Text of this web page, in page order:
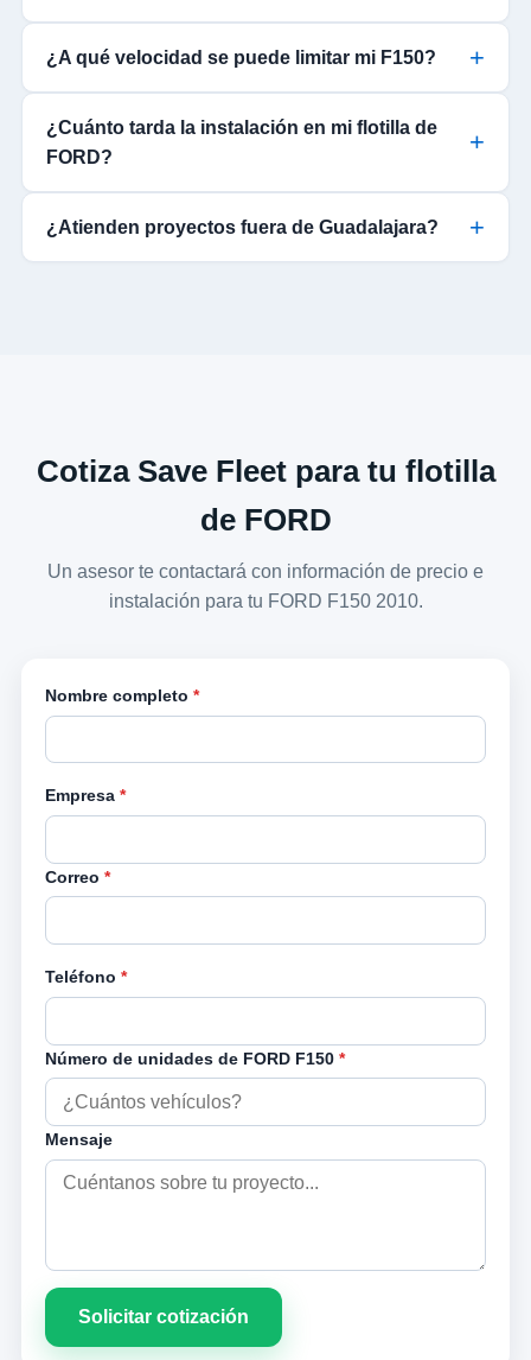
¿A qué velocidad se puede limitar mi F150?
¿Cuánto tarda la instalación en mi flotilla de
FORD?
¿Atienden proyectos fuera de Guadalajara?
Cotiza Save Fleet para tu flotilla
de FORD
Un asesor te contactará con información de precio e
instalación para tu FORD F150 2010.
Nombre completo *
Empresa *
Correo *
Teléfono *
Número de unidades de FORD F150 *
Mensaje
Solicitar cotización